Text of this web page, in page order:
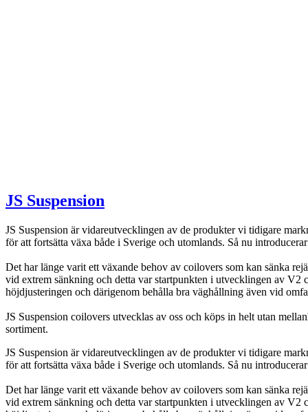
JS Suspension
JS Suspension är vidareutvecklingen av de produkter vi tidigare
för att fortsätta växa både i Sverige och utomlands. Så nu
Det har länge varit ett växande behov av coilovers som kan sänka
vid extrem sänkning och detta var startpunkten i utvecklingen av V2
höjdjusteringen och därigenom behålla bra väghållning även vid
JS Suspension coilovers utvecklas av oss och köps in helt utan
sortiment.
JS Suspension är vidareutvecklingen av de produkter vi tidigare
för att fortsätta växa både i Sverige och utomlands. Så nu
Det har länge varit ett växande behov av coilovers som kan sänka
vid extrem sänkning och detta var startpunkten i utvecklingen av V2